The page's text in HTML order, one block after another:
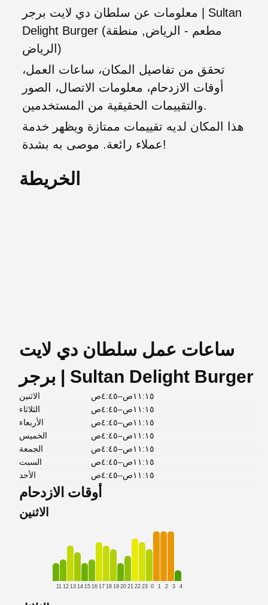
معلومات عن سلطان دي لايت برجر | Sultan
Delight Burger (مطعم - الرياض, منطقة
الرياض)
تحقق من تفاصيل المكان، ساعات العمل،
أوقات الازدحام، معلومات الاتصال، الصور
والتقييمات الحقيقية من المستخدمين.
هذا المكان لديه تقييمات ممتازة ويظهر خدمة
عملاء رائعة. موصى به بشدة!
الخريطة
ساعات عمل سلطان دي لايت
برجر | Sultan Delight Burger
الاثنين
١١:١٥ص–٤:٤٥ص
الثلاثاء
١١:١٥ص–٤:٤٥ص
الأربعاء
١١:١٥ص–٤:٤٥ص
الخميس
١١:١٥ص–٤:٤٥ص
الجمعة
١١:١٥ص–٤:٤٥ص
السبت
١١:١٥ص–٤:٤٥ص
الأحد
١١:١٥ص–٤:٤٥ص
أوقات الازدحام
الاثنين
11 12 13 14 15 16 17 18 19 20 21 22 23 0 1 2 3 4